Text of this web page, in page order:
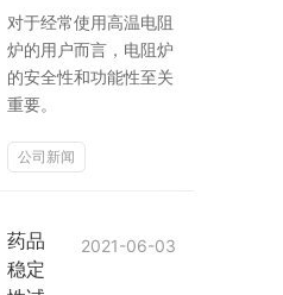
对于经常使用高温电阻
炉的用户而言，电阻炉
的安全性和功能性至关
重要。
公司新闻
药品
稳定
2021-06-03